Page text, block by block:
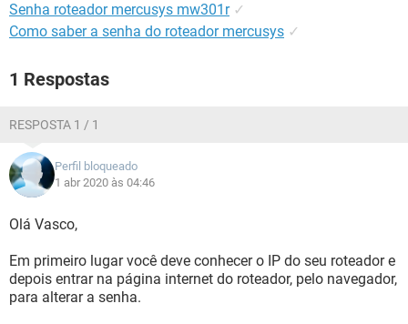
Senha roteador mercusys mw301r ✓
Como saber a senha do roteador mercusys ✓
1 Respostas
RESPOSTA 1 / 1
Perfil bloqueado
1 abr 2020 às 04:46
Olá Vasco,
Em primeiro lugar você deve conhecer o IP do seu roteador e
depois entrar na página internet do roteador, pelo navegador,
para alterar a senha.